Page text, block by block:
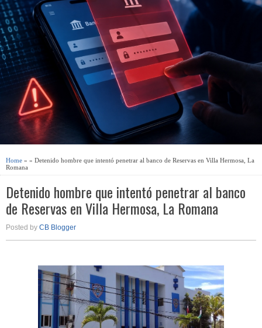
n
Home » » Detenido hombre que intentó penetrar al banco de Reservas en Villa Hermosa, La
Romana
Detenido hombre que intentó penetrar al banco
de Reservas en Villa Hermosa, La Romana
Posted by CB Blogger